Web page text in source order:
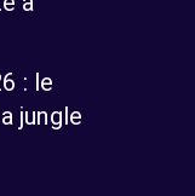
: le
jungle